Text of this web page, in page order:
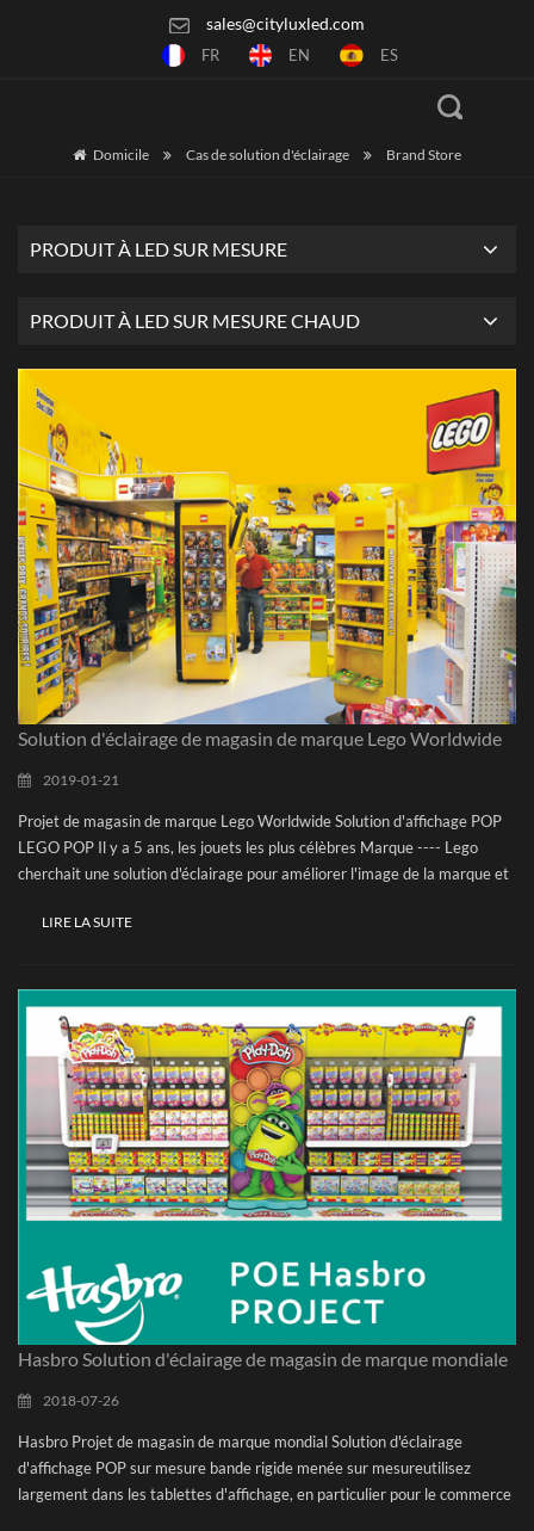
sales@cityluxled.com
FR EN ES
Domicile Cas de solution d'éclairage Brand Store
PRODUIT À LED SUR MESURE
PRODUIT À LED SUR MESURE CHAUD
Solution d'éclairage de magasin de marque Lego Worldwide
2019-01-21
Projet de magasin de marque Lego Worldwide Solution d'affichage POP
LEGO POP Il y a 5 ans, les jouets les plus célèbres Marque ---- Lego
cherchait une solution d'éclairage pour améliorer l'image de la marque et
moment, VilleLux Travailler avec l'affichage Lego Fournisseurs
deviennent de plus en plus populaires et célèbres, pendant Au cours des 5
dernières années, nous sommes très fiers de ne jamais avoir obtenu
aucun retour d'échec de notre éclairage. Un- arrêter la solution
d'éclairage Nous peut vous donner toute la solution de projet, y compris
l'éclairage, le plomb secteur, PSU Kit, etc. Nous Enregistrez vos
problèmes et votre temps pour provoquer des fournisseurs différents et
assurer la qualité de l'ensemble du projet, en même temps, de cette façon
de réduire votre risque de votre projet pour Minimum. Le stop La façon
peut également soutenir votre entreprise avec un terme de paiement
Pièces. Solution de projet Partage: source d'éclairage LEDUtilisez
principalement DC12V, 4,8W / M, 3528-60LesLesLesLes (3528-
60LesLes) Bande flexible, UL Approbation, courbe PCB Spécialement
conçu selon la forme de courbure d'ABS Conseil. Alimentation à LED 72W
(12V, 6a) Adaptateur à LED, il dispose d'un câble de séparateur CC, qui
peut prendre en charge 1 alimentation en plus d'éclairage, cette solution
principale du secteur Utilisation de la voie de la chaîne de la marguerite,
obtenez un câble de câble de 1 courant alternatif à double connecteurs et
assorti à différents niveaux de plug de pays Diriger. Ceci Solution Prise en
LIRE LA SUITE
Hasbro Solution d'éclairage de magasin de marque mondiale
2018-07-26
Hasbro Projet de magasin de marque mondial Solution d'éclairage
d'affichage POP sur mesure bande rigide menée sur mesureutilisez
largement dans les tablettes d'affichage, en particulier pour le commerce